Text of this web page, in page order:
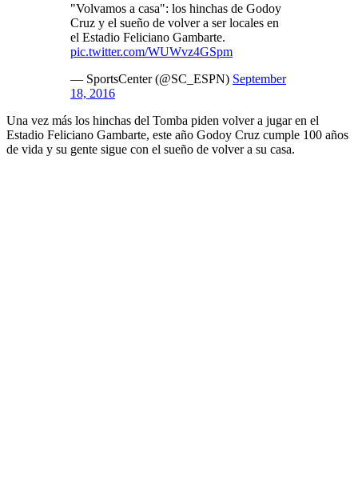
"Volvamos a casa": los hinchas de Godoy
Cruz y el sueño de volver a ser locales en
el Estadio Feliciano Gambarte.
pic.twitter.com/WUWvz4GSpm
— SportsCenter (@SC_ESPN) September
18, 2016
Una vez más los hinchas del Tomba piden volver a jugar en el
Estadio Feliciano Gambarte, este año Godoy Cruz cumple 100 años
de vida y su gente sigue con el sueño de volver a su casa.